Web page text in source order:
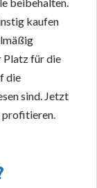
kaufen
Platz für die
die
sind. Jetzt
profitieren.